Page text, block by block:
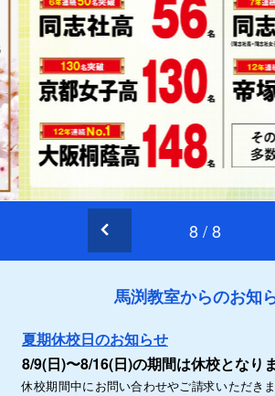
8/8
馬渕教室からのお知
夏期休校日のお知らせ
8/9(日)〜8/16(日)の期間は休校となりま
休校期間中にお問い合わせやご請求いただき